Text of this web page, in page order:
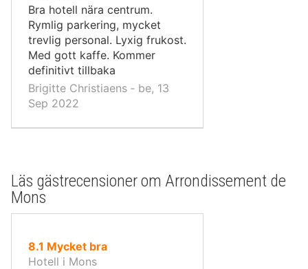
Bra hotell nära centrum.
Rymlig parkering, mycket
trevlig personal. Lyxig frukost.
Med gott kaffe. Kommer
definitivt tillbaka
Brigitte Christiaens ‐ be, 13
Sep 2022
Läs gästrecensioner om Arrondissement de
Mons
8.1 av
10,
Mycket bra
Hotell i Mons